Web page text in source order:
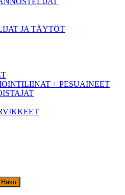
JA TÄYTÖT
+ PESUAINEET
Haku